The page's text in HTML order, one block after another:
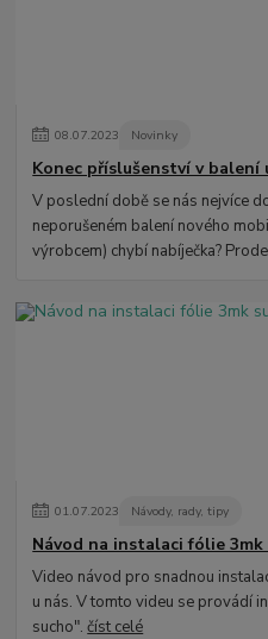
08.07.2023 Novinky
Konec příslušenství v balení
V poslední době se nás nejvíce
neporušeném balení nového
výrobcem) chybí nabíječka?
01.07.2023 Návody, rady, tipy
Návod na instalaci fólie 3mk
Video návod pro snadnou
u nás. V tomto videu se provádí
sucho".číst celé